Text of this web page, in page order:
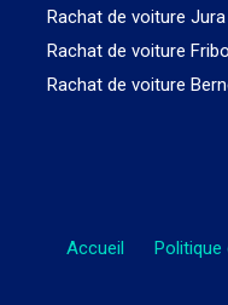
Rachat de voiture Jura
Rachat de voiture
Rachat de voiture
Accueil Politique